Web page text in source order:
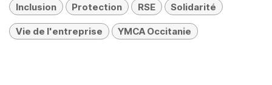
Inclusion Protection RSE Solidarité
Vie de l'entreprise YMCA Occitanie